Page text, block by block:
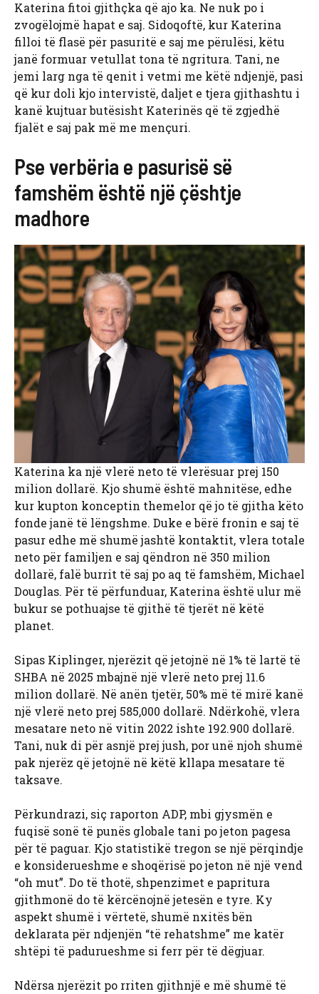
Katerina fitoi gjithçka që ajo ka. Ne nuk po i
zvogëlojmë hapat e saj. Sidoqoftë, kur Katerina
filloi të flasë për pasuritë e saj me përulësi, këtu
janë formuar vetullat tona të ngritura. Tani, ne
jemi larg nga të qenit i vetmi me këtë ndjenjë, pasi
që kur doli kjo intervistë, daljet e tjera gjithashtu i
kanë kujtuar butësisht Katerinës që të zgjedhë
fjalët e saj pak më me mençuri.
Pse verbëria e pasurisë së
famshëm është një çështje
madhore
Katerina ka një vlerë neto të vlerësuar prej 150
milion dollarë. Kjo shumë është mahnitëse, edhe
kur kupton konceptin themelor që jo të gjitha këto
fonde janë të lëngshme. Duke e bërë fronin e saj të
pasur edhe më shumë jashtë kontaktit, vlera totale
neto për familjen e saj qëndron në 350 milion
dollarë, falë burrit të saj po aq të famshëm, Michael
Douglas. Për të përfunduar, Katerina është ulur më
bukur se pothuajse të gjithë të tjerët në këtë
planet.
Sipas Kiplinger, njerëzit që jetojnë në 1% të lartë të
SHBA në 2025 mbajnë një vlerë neto prej 11.6
milion dollarë. Në anën tjetër, 50% më të mirë kanë
një vlerë neto prej 585,000 dollarë. Ndërkohë, vlera
mesatare neto në vitin 2022 ishte 192.900 dollarë.
Tani, nuk di për asnjë prej jush, por unë njoh shumë
pak njerëz që jetojnë në këtë kllapa mesatare të
taksave.
Përkundrazi, siç raporton ADP, mbi gjysmën e
fuqisë sonë të punës globale tani po jeton pagesa
për të paguar. Kjo statistikë tregon se një përqindje
e konsiderueshme e shoqërisë po jeton në një vend
“oh mut”. Do të thotë, shpenzimet e papritura
gjithmonë do të kërcënojnë jetesën e tyre. Ky
aspekt shumë i vërtetë, shumë nxitës bën
deklarata për ndjenjën “të rehatshme” me katër
shtëpi të padurueshme si ferr për të dëgjuar.
Ndërsa njerëzit po rriten gjithnjë e më shumë të